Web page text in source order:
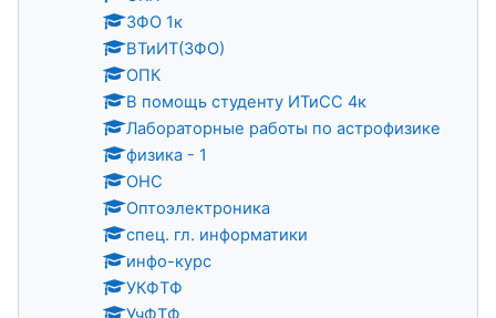
ЗФО 1к
ВТиИТ(ЗФО)
ОПК
В помощь студенту ИТиСС 4к
Лабораторные работы по астрофизике
физика - 1
ОНС
Оптоэлектроника
спец. гл. информатики
инфо-курс
УКФТФ